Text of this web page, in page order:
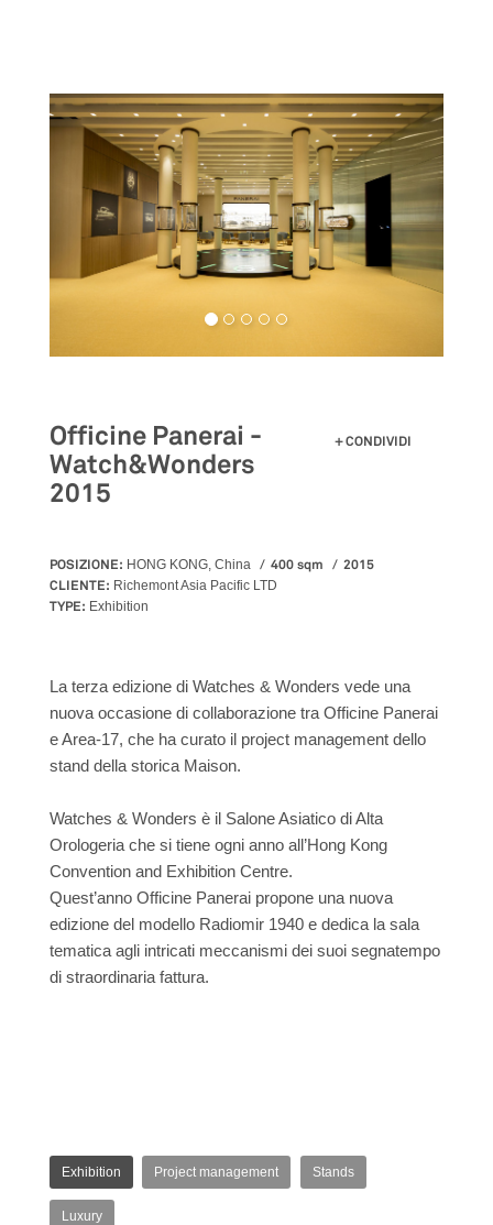
Officine Panerai -
Watch&Wonders
2015
CONDIVIDI
POSIZIONE: HONG KONG, China 400 sqm
2015
CLIENTE: Richemont Asia Pacific LTD
TYPE: Exhibition
La terza edizione di Watches & Wonders vede una
nuova occasione di collaborazione tra Officine Panerai
e Area-17, che ha curato il project management dello
stand della storica Maison.
Watches & Wonders è il Salone Asiatico di Alta
Orologeria che si tiene ogni anno all’Hong Kong
Convention and Exhibition Centre.
Quest’anno Officine Panerai propone una nuova
edizione del modello Radiomir 1940 e dedica la sala
tematica agli intricati meccanismi dei suoi segnatempo
di straordinaria fattura.
Exhibition Project management Stands
Luxury